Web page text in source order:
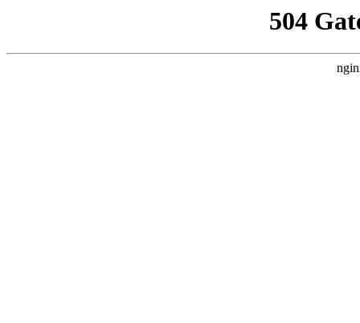
504